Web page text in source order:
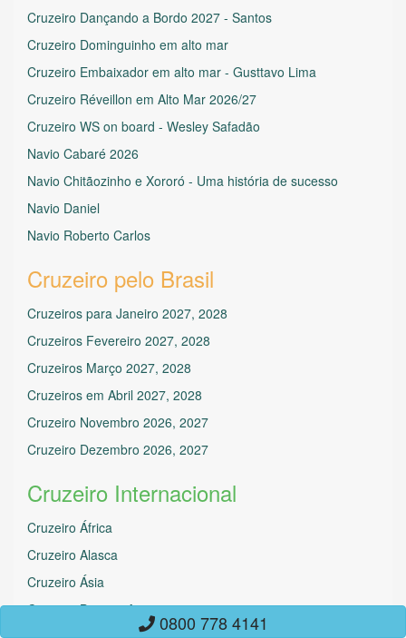
Cruzeiro Dançando a Bordo 2027 - Santos
Cruzeiro Dominguinho em alto mar
Cruzeiro Embaixador em alto mar - Gusttavo Lima
Cruzeiro Réveillon em Alto Mar 2026/27
Cruzeiro WS on board - Wesley Safadão
Navio Cabaré 2026
Navio Chitãozinho e Xororó - Uma história de sucesso
Navio Daniel
Navio Roberto Carlos
Cruzeiro pelo Brasil
Cruzeiros para Janeiro 2027, 2028
Cruzeiros Fevereiro 2027, 2028
Cruzeiros Março 2027, 2028
Cruzeiros em Abril 2027, 2028
Cruzeiro Novembro 2026, 2027
Cruzeiro Dezembro 2026, 2027
Cruzeiro Internacional
Cruzeiro África
Cruzeiro Alasca
Cruzeiro Ásia
Cruzeiro Buenos Aires
0800 778 4141